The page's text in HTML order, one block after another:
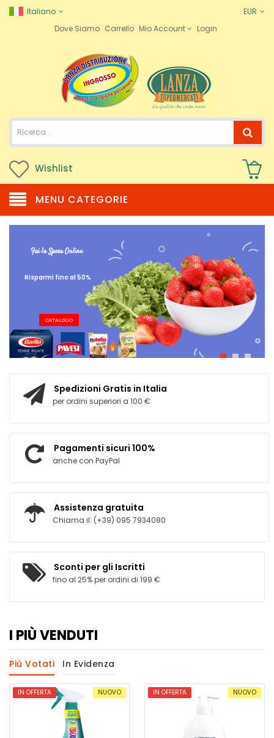
Italiano
EUR
Dove Siamo Carrello Mio Account Login
Wishlist
MENU CATEGORIE
Fai la Spesa Online
Risparmi fino al 50%
CATALOGO
Spedizioni Gratis in Italia
per ordini superiori a 100 €
Pagamenti sicuri 100%
anche con PayPal
Assistenza gratuita
Chiama il: (+39) 095 7934080
Sconti per gli Iscritti
fino al 25% per ordini di 199 €
I PIÙ VENDUTI
Più Votati In Evidenza
IN OFFERTA NUOVO IN OFFERTA NUOVO